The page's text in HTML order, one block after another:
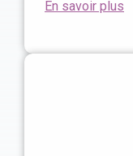
En savoir plus